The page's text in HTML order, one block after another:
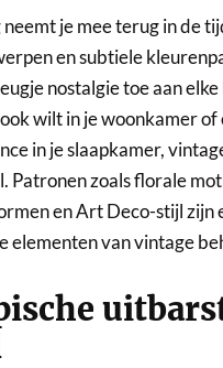
je mee terug in de
en subtiele
nostalgie toe aan
wilt in je woonkamer of
in je slaapkamer,
Patronen zoals florale
en Art Deco-stijl zijn
elementen van vintage